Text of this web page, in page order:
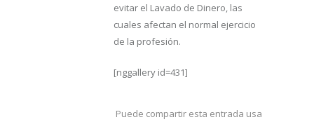
evitar el Lavado de Dinero, las
cuales afectan el normal ejercicio
de la profesión.
[nggallery id=431]
Puede compartir esta entrada usando sus